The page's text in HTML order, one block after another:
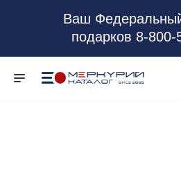
Ваш
подарков 8-800-